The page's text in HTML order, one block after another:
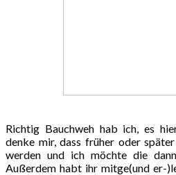
Richtig Bauchweh hab ich, es
denke mir, dass früher oder
werden und ich möchte die
Außerdem habt ihr mitge(und er-